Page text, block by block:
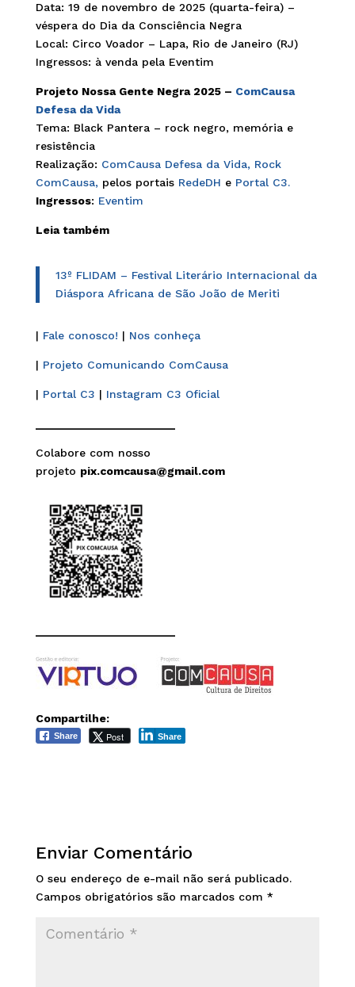
Data: 19 de novembro de 2025 (quarta-feira) –
véspera do Dia da Consciência Negra
Local: Circo Voador – Lapa, Rio de Janeiro (RJ)
Ingressos: à venda pela Eventim
Projeto Nossa Gente Negra 2025 – ComCausa
Defesa da Vida
Tema: Black Pantera – rock negro, memória e
resistência
Realização: ComCausa Defesa da Vida, Rock
ComCausa,pelos portais RedeDH e Portal C3.
Ingressos: Eventim
Leia também
13º FLIDAM – Festival Literário Internacional da
Diáspora Africana de São João de Meriti
| Fale conosco! | Nos conheça
| Projeto Comunicando ComCausa
| Portal C3 | Instagram C3 Oficial
Colabore com nosso
projeto pix.comcausa@gmail.com
Compartilhe:
Share Post Share
Enviar Comentário
O seu endereço de e-mail não será publicado.
Campos obrigatórios são marcados com *